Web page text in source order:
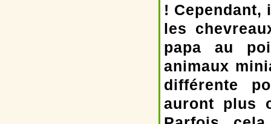
!
les
papa au
animaux
différente
auront plus